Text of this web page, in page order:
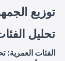
توزيع
تحليل
الفئات العمرية: